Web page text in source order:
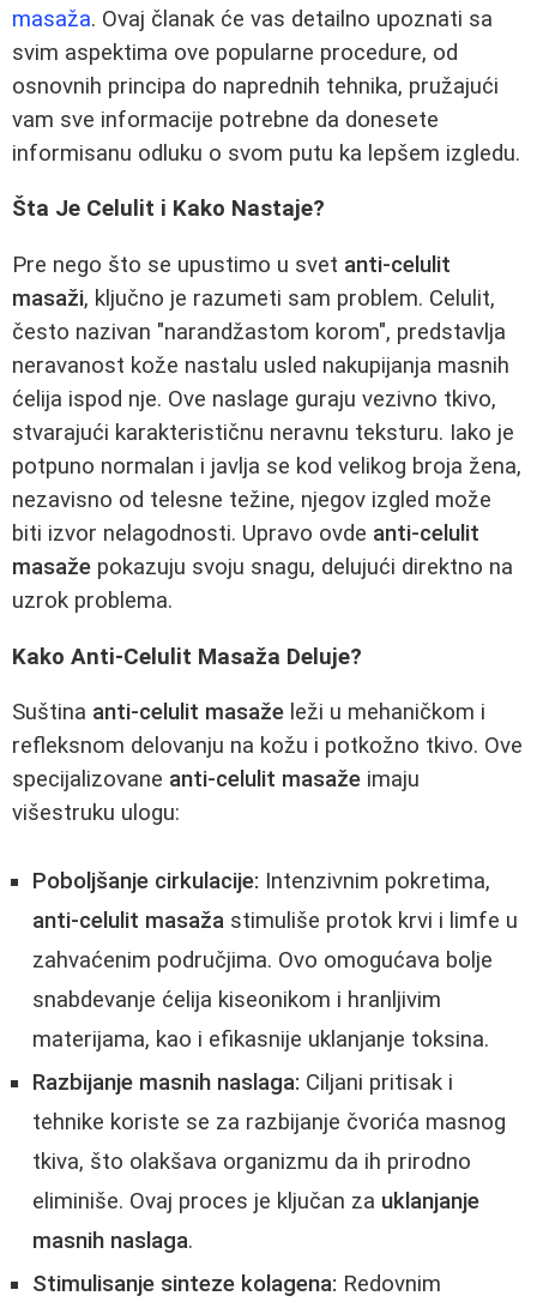
masaža. Ovaj članak će vas detailno upoznati sa
svim aspektima ove popularne procedure, od
osnovnih principa do naprednih tehnika, pružajući
vam sve informacije potrebne da donesete
informisanu odluku o svom putu ka lepšem izgledu.
Šta Je Celulit i Kako Nastaje?
Pre nego što se upustimo u svet anti-celulit
masaži, ključno je razumeti sam problem. Celulit,
često nazivan "narandžastom korom", predstavlja
neravanost kože nastalu usled nakupijanja masnih
ćelija ispod nje. Ove naslage guraju vezivno tkivo,
stvarajući karakterističnu neravnu teksturu. Iako je
potpuno normalan i javlja se kod velikog broja žena,
nezavisno od telesne težine, njegov izgled može
biti izvor nelagodnosti. Upravo ovde anti-celulit
masaže pokazuju svoju snagu, delujući direktno na
uzrok problema.
Kako Anti-Celulit Masaža Deluje?
Suština anti-celulit masaže leži u mehaničkom i
refleksnom delovanju na kožu i potkožno tkivo. Ove
specijalizovane anti-celulit masaže imaju
višestruku ulogu:
Poboljšanje cirkulacije: Intenzivnim pokretima,
anti-celulit masaža stimuliše protok krvi i limfe u
zahvaćenim područjima. Ovo omogućava bolje
snabdevanje ćelija kiseonikom i hranljivim
materijama, kao i efikasnije uklanjanje toksina.
Razbijanje masnih naslaga: Ciljani pritisak i
tehnike koriste se za razbijanje čvorića masnog
tkiva, što olakšava organizmu da ih prirodno
eliminiše. Ovaj proces je ključan za uklanjanje
masnih naslaga.
Stimulisanje sinteze kolagena: Redovnim